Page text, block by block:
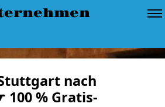
nach
% Gratis-